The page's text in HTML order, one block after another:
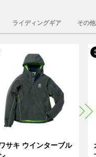
ライディングギア その
サキ ウインターブル